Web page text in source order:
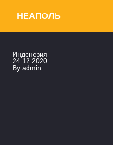
НЕАПОЛЬ
Индонезия
24.12.2020
Byadmin